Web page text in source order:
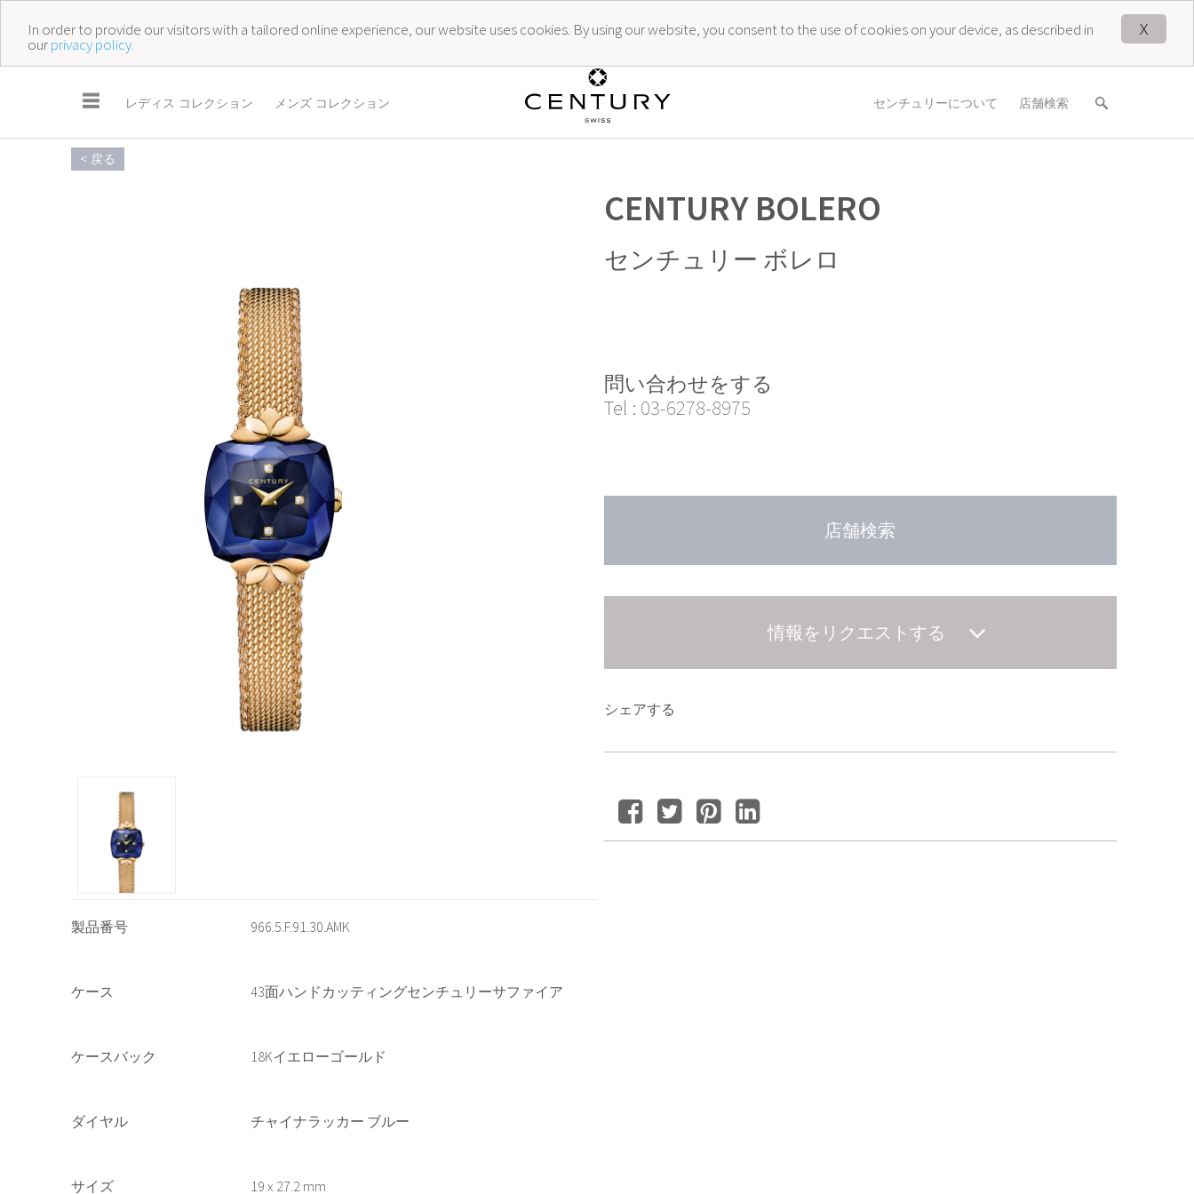
X
In order to provide our visitors with a tailored online experience, our website uses cookies. By using our website, you consent to the use of cookies on your device, as described in
ourprivacy policy.
☰ レディス コレクション メンズ コレクション センチュリーについて 店舗検索
< 戻る
製品番号 966.5.F.91.30.AMK
ケース 43面ハンドカッティングセンチュリーサファイア
ケースバック 18Kイエローゴールド
ダイヤル チャイナラッカー ブルー
サイズ 19 x 27.2 mm
CENTURY BOLERO
センチュリー ボレロ
問い合わせをする
Tel : 03-6278-8975
店舗検索
情報をリクエストする
シェアする